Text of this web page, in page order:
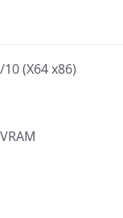
(X64 x86)